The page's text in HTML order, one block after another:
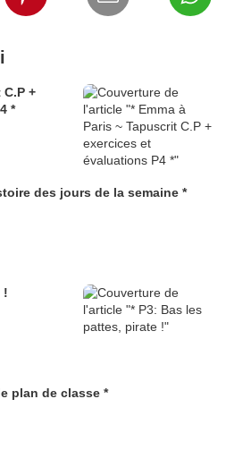
+
*
des jours de la semaine *
!
plan de classe *